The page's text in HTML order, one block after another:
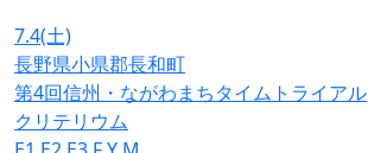
7.4(土)
長野県小県郡長和町
第4回信州・ながわまちタイムトライアル
クリテリウム